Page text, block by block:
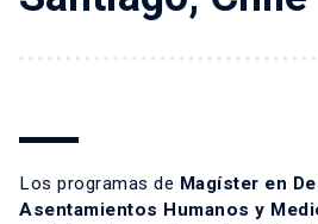
Los programas de Magíster en
Asentamientos Humanos y